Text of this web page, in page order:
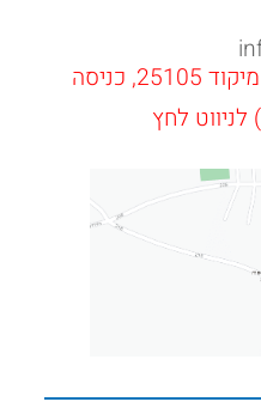
כתובת: כביש עכו צפת, מיקוד 25105, כניסה
לניווט לחץ